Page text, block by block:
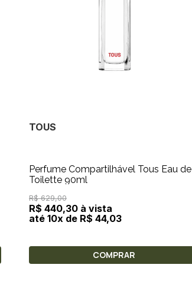
TOUS
Perfume Compartilhável Tous Eau de
Toilette 90ml
R$ 629,00
R$ 440,30 à vista
até 10x de R$ 44,03
COMPRAR